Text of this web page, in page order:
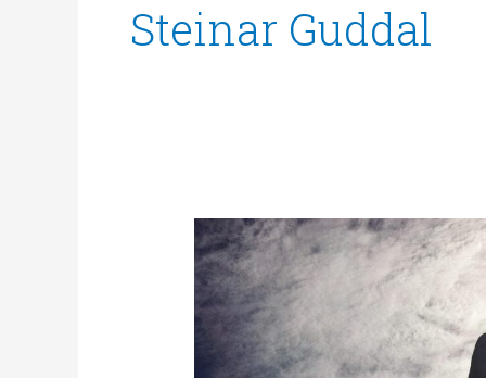
Steinar Guddal
Min
gjenløser
lever